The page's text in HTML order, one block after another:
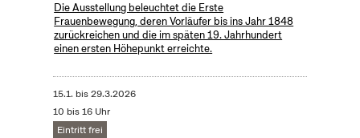
Die Ausstellung beleuchtet die Erste
Frauenbewegung, deren Vorläufer bis ins Jahr 1848
zurückreichen und die im späten 19. Jahrhundert
einen ersten Höhepunkt erreichte.
15.1. bis29.3.2026
10 bis 16 Uhr
Eintritt frei